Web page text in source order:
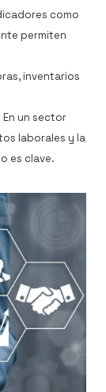
como
permiten
inventarios
En un sector
laborales y la
es clave.